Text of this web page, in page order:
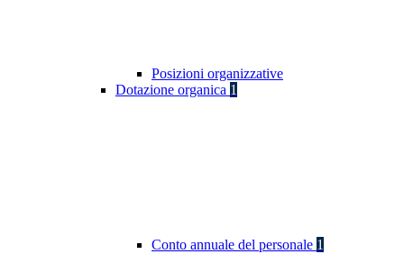
Posizioni organizzative
Dotazione organica 1
Conto annuale del personale 1